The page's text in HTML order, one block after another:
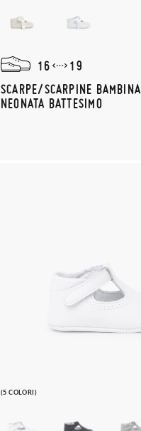
16
19
SCARPE/SCARPINE BAMBINA
NEONATA BATTESIMO
(5 COLORI)